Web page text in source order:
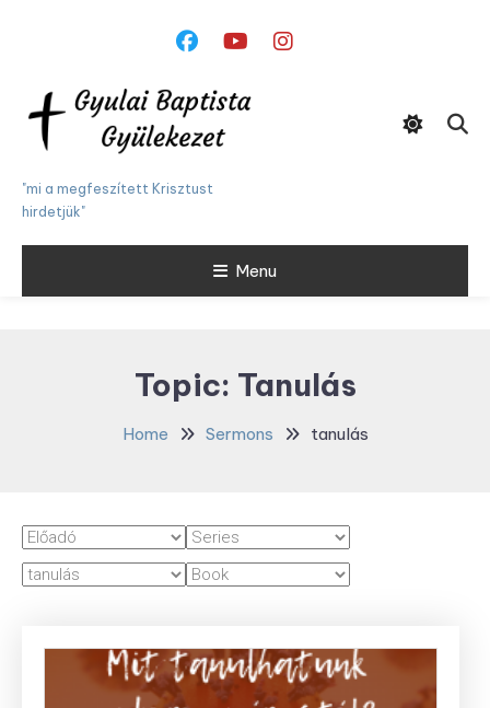
"mi a megfeszített Krisztust
hirdetjük"
Menu
Topic: Tanulás
Home Sermons tanulás